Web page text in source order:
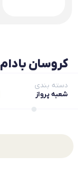
کروسان بادام
دسته بندی
شعبه پرواز